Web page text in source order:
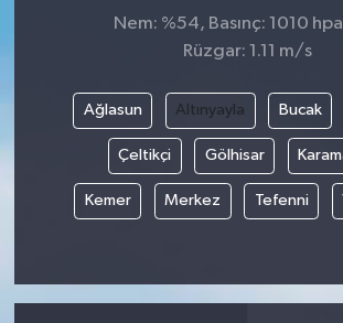
Nem: %54, Basınç: 1010
Rüzgar: 1.11 m/s
Ağlasun Altınyayla Bucak
Çeltikçi Gölhisar
Kemer Merkez Tefenni
Video